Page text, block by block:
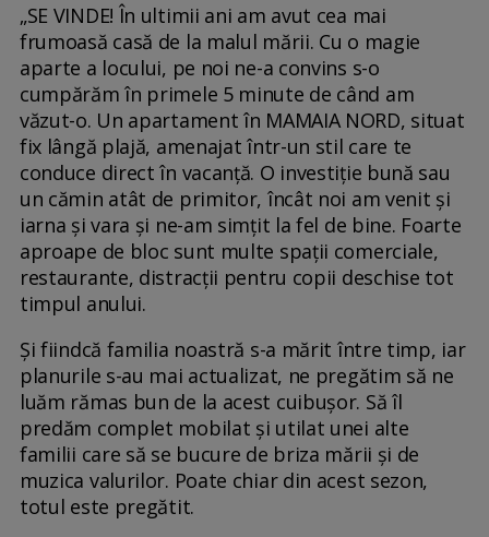
„SE VINDE! În ultimii ani am avut cea mai
frumoasă casă de la malul mării. Cu o magie
aparte a locului, pe noi ne-a convins s-o
cumpărăm în primele 5 minute de când am
văzut-o. Un apartament în MAMAIA NORD, situat
fix lângă plajă, amenajat într-un stil care te
conduce direct în vacanță. O investiție bună sau
un cămin atât de primitor, încât noi am venit şi
iarna şi vara şi ne-am simțit la fel de bine. Foarte
aproape de bloc sunt multe spații comerciale,
restaurante, distracții pentru copii deschise tot
timpul anului.
Și fiindcă familia noastră s-a mărit între timp, iar
planurile s-au mai actualizat, ne pregătim să ne
luăm rămas bun de la acest cuibușor. Să îl
predăm complet mobilat şi utilat unei alte
familii care să se bucure de briza mării şi de
muzica valurilor. Poate chiar din acest sezon,
totul este pregătit.